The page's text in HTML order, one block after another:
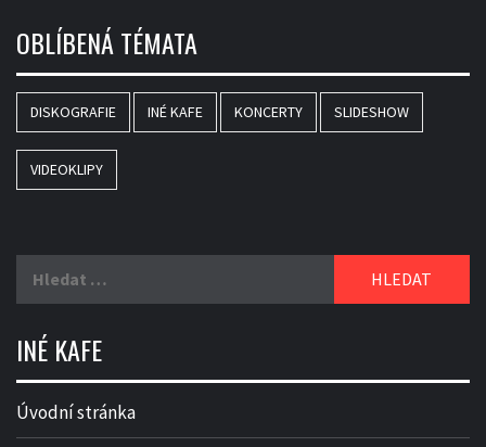
OBLÍBENÁ TÉMATA
DISKOGRAFIE INÉ KAFE KONCERTY SLIDESHOW
VIDEOKLIPY
INÉ KAFE
Úvodní stránka